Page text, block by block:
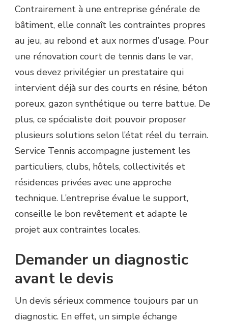
Contrairement à une entreprise générale de
bâtiment, elle connaît les contraintes propres
au jeu, au rebond et aux normes d’usage. Pour
une rénovation court de tennis dans le var,
vous devez privilégier un prestataire qui
intervient déjà sur des courts en résine, béton
poreux, gazon synthétique ou terre battue. De
plus, ce spécialiste doit pouvoir proposer
plusieurs solutions selon l’état réel du terrain.
Service Tennis accompagne justement les
particuliers, clubs, hôtels, collectivités et
résidences privées avec une approche
technique. L’entreprise évalue le support,
conseille le bon revêtement et adapte le
projet aux contraintes locales.
Demander un diagnostic
avant le devis
Un devis sérieux commence toujours par un
diagnostic. En effet, un simple échange